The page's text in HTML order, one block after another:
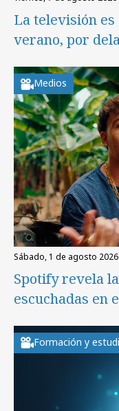
La televisión
verano, por
Medios
sábado, 1 de agosto 2026
Spotify revela
escuchadas en
Formación y